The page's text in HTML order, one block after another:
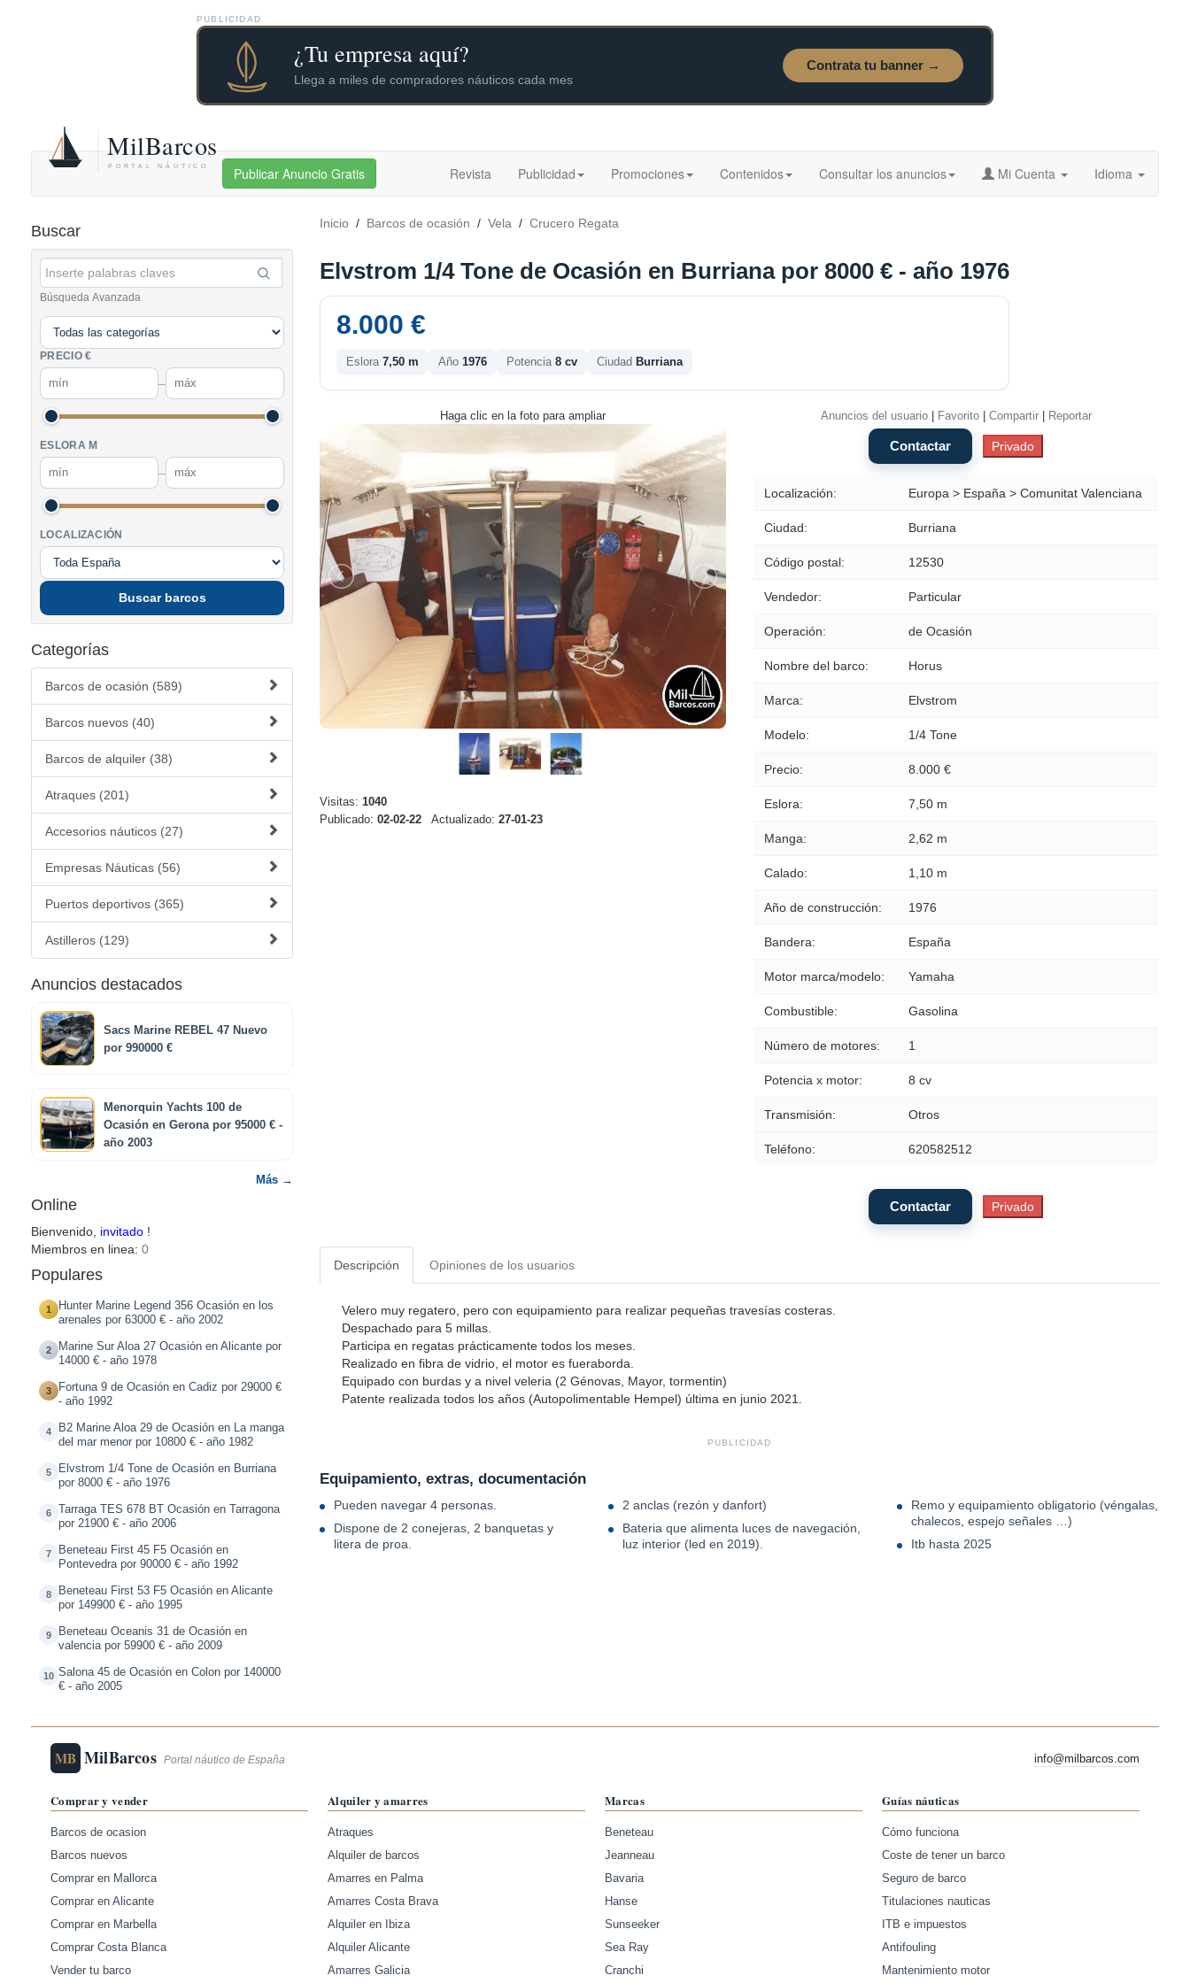
PUBLICIDAD
Publicar Anuncio Gratis Revista Publicidad Promociones Contenidos Consultar los anuncios Mi Cuenta Idioma
Buscar
Búsqueda Avanzada
PRECIO €
–
ESLORA M
–
LOCALIZACIÓN
Buscar barcos
Categorías
Barcos de ocasión (589)
Barcos nuevos (40)
Barcos de alquiler (38)
Atraques (201)
Accesorios náuticos (27)
Empresas Náuticas (56)
Puertos deportivos (365)
Astilleros (129)
Anuncios destacados
Sacs Marine REBEL 47 Nuevo
por 990000 €
Menorquin Yachts 100 de
Ocasión en Gerona por 95000 € -
año 2003
Más →
Online
Bienvenido, invitado !
Miembros en linea: 0
Populares
1
Hunter Marine Legend 356 Ocasión en los
arenales por 63000 € - año 2002
2
Marine Sur Aloa 27 Ocasión en Alicante por
14000 € - año 1978
3
Fortuna 9 de Ocasión en Cadiz por 29000 €
- año 1992
4
B2 Marine Aloa 29 de Ocasión en La manga
del mar menor por 10800 € - año 1982
5
Elvstrom 1/4 Tone de Ocasión en Burriana
por 8000 € - año 1976
6
Tarraga TES 678 BT Ocasión en Tarragona
por 21900 € - año 2006
7
Beneteau First 45 F5 Ocasión en
Pontevedra por 90000 € - año 1992
8
Beneteau First 53 F5 Ocasión en Alicante
por 149900 € - año 1995
9
Beneteau Oceanis 31 de Ocasión en
valencia por 59900 € - año 2009
10 Salona 45 de Ocasión en Colon por 140000
€ - año 2005
Inicio / Barcos de ocasión / Vela / Crucero Regata
Elvstrom 1/4 Tone de Ocasión en Burriana por 8000 € - año 1976
8.000 €
Eslora 7,50 m Año 1976 Potencia 8 cv Ciudad Burriana
Haga clic en la foto para ampliar
Visitas: 1040
Publicado: 02-02-22 Actualizado: 27-01-23
Anuncios del usuario| Favorito| Compartir| Reportar
Localización: Europa > España > Comunitat Valenciana
Ciudad: Burriana
Código postal: 12530
Vendedor: Particular
Operación: de Ocasión
Nombre del barco: Horus
Marca: Elvstrom
Modelo: 1/4 Tone
Precio: 8.000 €
Eslora: 7,50 m
Manga: 2,62 m
Calado: 1,10 m
Año de construcción: 1976
Bandera: España
Motor marca/modelo: Yamaha
Combustible: Gasolina
Número de motores: 1
Potencia x motor: 8 cv
Transmisión: Otros
Teléfono: 620582512
Descripción Opiniones de los usuarios
Velero muy regatero, pero con equipamiento para realizar pequeñas travesías costeras.
Despachado para 5 millas.
Participa en regatas prácticamente todos los meses.
Realizado en fibra de vidrio, el motor es fueraborda.
Equipado con burdas y a nivel veleria (2 Génovas, Mayor, tormentin)
Patente realizada todos los años (Autopolimentable Hempel) última en junio 2021.
PUBLICIDAD
Equipamiento, extras, documentación
Pueden navegar 4 personas.
Dispone de 2 conejeras, 2 banquetas y
litera de proa.
2 anclas (rezón y danfort)
Bateria que alimenta luces de navegación,
luz interior (led en 2019).
Remo y equipamiento obligatorio (véngalas,
chalecos, espejo señales …)
Itb hasta 2025
MB MilBarcos Portal náutico de España info@milbarcos.com
Comprar y vender
Barcos de ocasion
Barcos nuevos
Comprar en Mallorca
Comprar en Alicante
Comprar en Marbella
Comprar Costa Blanca
Vender tu barco
Alquiler y amarres
Atraques
Alquiler de barcos
Amarres en Palma
Amarres Costa Brava
Alquiler en Ibiza
Alquiler Alicante
Amarres Galicia
Marcas
Beneteau
Jeanneau
Bavaria
Hanse
Sunseeker
Sea Ray
Cranchi
Guías náuticas
Cómo funciona
Coste de tener un barco
Seguro de barco
Titulaciones nauticas
ITB e impuestos
Antifouling
Mantenimiento motor